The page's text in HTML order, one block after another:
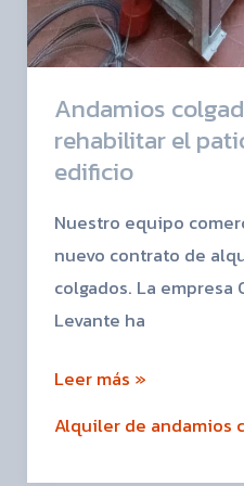
Andamios
rehabilitar el
edificio
Nuestro equipo
nuevo contrato de
colgados. La empresa
Levante ha
Leer más »
Alquiler de andamios